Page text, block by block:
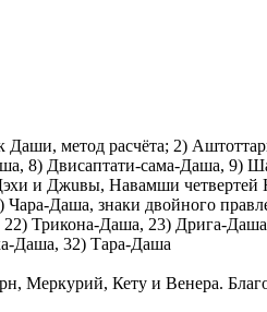
метод расчёта; 2)
8) Двисаптати-сама-Дашa,
и Джuвы, Навамши
Дашa, знаки двойного
Трикона-Дашa, 23) Дрига-
Дашa, 32) Тaра-Дашa
Кету и Венера.